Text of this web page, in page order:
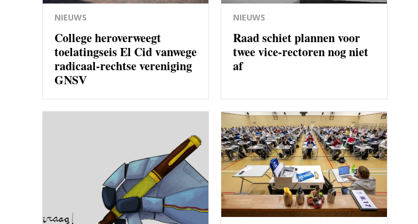
NIEUWS
College heroverweegt
toelatingseis El Cid vanwege
radicaal-rechtse vereniging
GNSV
NIEUWS
Raad schiet plannen voor
twee vice-rectoren nog niet
af